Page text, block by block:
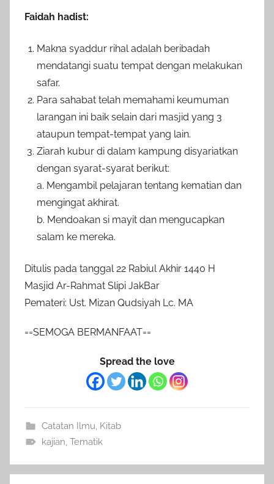
Faidah hadist:
Makna syaddur rihal adalah beribadah
mendatangi suatu tempat dengan melakukan
safar.
Para sahabat telah memahami keumuman
larangan ini baik selain dari masjid yang 3
ataupun tempat-tempat yang lain.
Ziarah kubur di dalam kampung disyariatkan
dengan syarat-syarat berikut:
a. Mengambil pelajaran tentang kematian dan
mengingat akhirat.
b. Mendoakan si mayit dan mengucapkan
salam ke mereka.
Ditulis pada tanggal 22 Rabiul Akhir 1440 H
Masjid Ar-Rahmat Slipi JakBar
Pemateri: Ust. Mizan Qudsiyah Lc. MA
==SEMOGA BERMANFAAT==
Spread the love
Catatan Ilmu, Kitab
kajian, Tematik